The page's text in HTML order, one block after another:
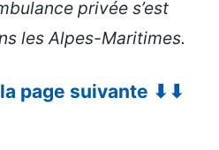
privée s’est
les Alpes-Maritimes.
page suivante ⬇⬇